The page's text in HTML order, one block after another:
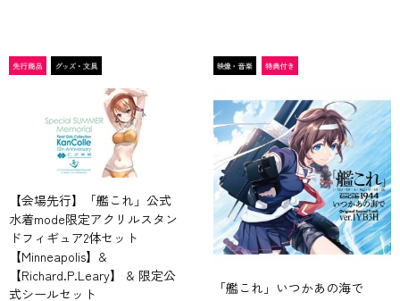
【会場先行】「艦これ」公式
水着mode限定アクリルスタン
ドフィギュア2体セット
【Minneapolis】&
【Richard.P.Leary】 & 限定公
式シールセット
「艦これ」いつかあの海で